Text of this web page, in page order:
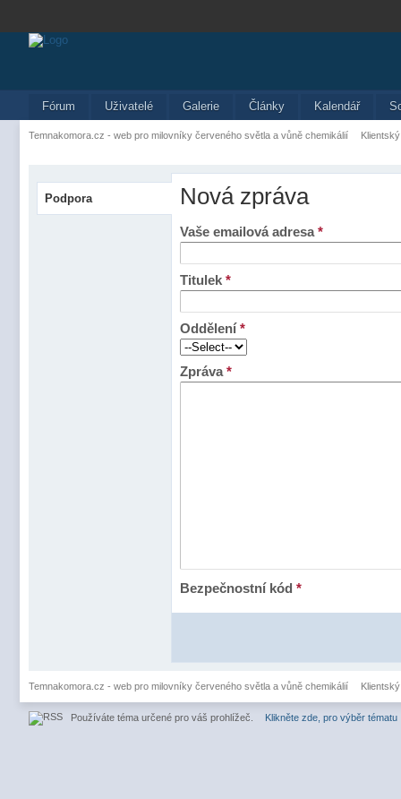
Fórum Uživatelé Galerie Články Kalendář
Temnakomora.cz - web pro milovníky červeného světla a vůně chemikálií
Podpora Nová zpráva
Vaše emailová adresa*
Titulek *
Oddělení*
Zpráva*
Bezpečnostní kód *
Temnakomora.cz - web pro milovníky červeného světla a vůně chemikálií
Používáte téma určené pro váš prohlížeč. Klikněte zde, pro výběr tématu